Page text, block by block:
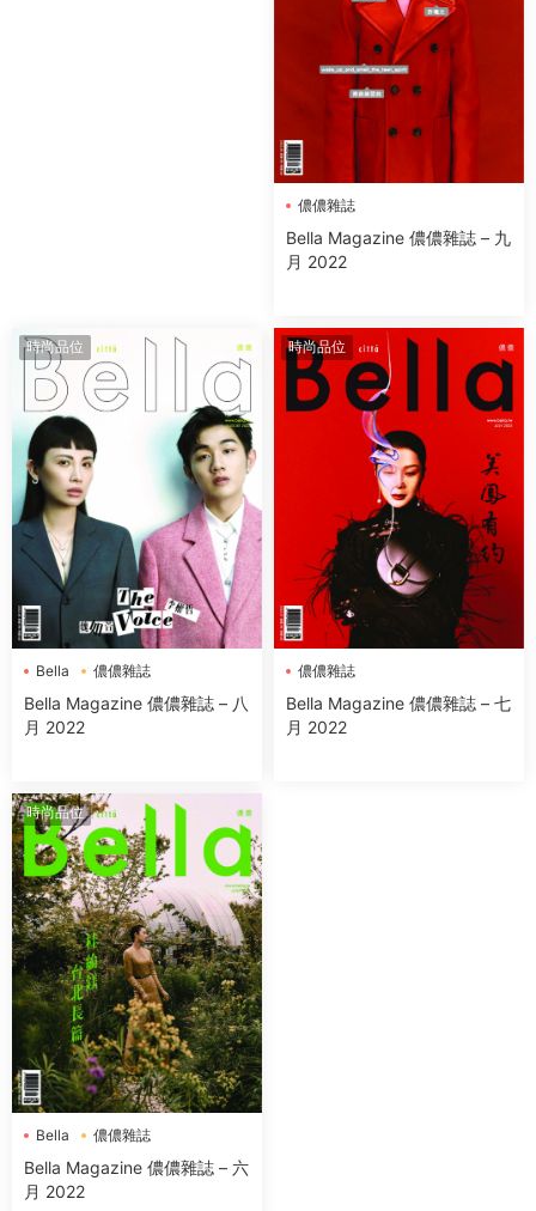
儂儂雜誌
Bella Magazine 儂儂雜誌 – 九
月 2022
時尚品位
Bella 儂儂雜誌
Bella Magazine 儂儂雜誌 – 八
月 2022
時尚品位
儂儂雜誌
Bella Magazine 儂儂雜誌 – 七
月 2022
時尚品位
Bella 儂儂雜誌
Bella Magazine 儂儂雜誌 – 六
月 2022